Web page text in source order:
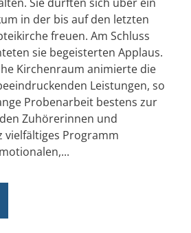
in der bis auf den letzten
freuen. Am Schluss
sie begeisterten Applaus.
Kirchenraum animierte die
Leistungen, so
Probenarbeit bestens zur
Zuhörerinnen und
vielfältiges Programm